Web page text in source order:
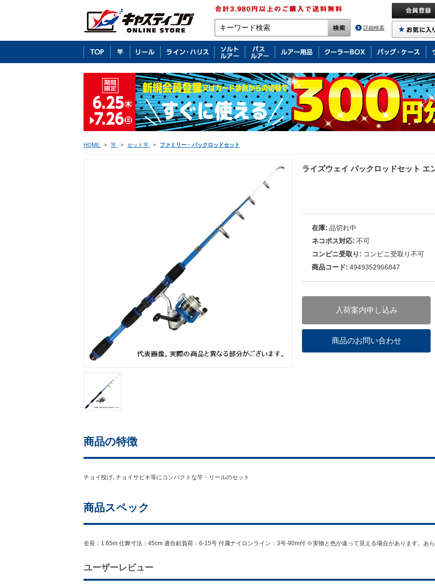
詳細検索
HOME > 竿 > セット竿 > ファミリー・パックロッドセット
ライズウェイ パックロッドセット エ
在庫: 品切れ中
ネコポス対応: 不可
コンビニ受取り: コンビニ受取り不可
商品コード: 4949352966847
入荷案内申し込み
商品のお問い合わせ
商品の特徴
チョイ投げ､チョイサビキ等にコンパクトな竿・リールのセット
商品スペック
全長：1.65m 仕舞寸法：45cm 適合鉛負荷：6-15号 付属ナイロンライン：3号-90m付 ※実物と色が違って見える場合があります。あら
ユーザーレビュー